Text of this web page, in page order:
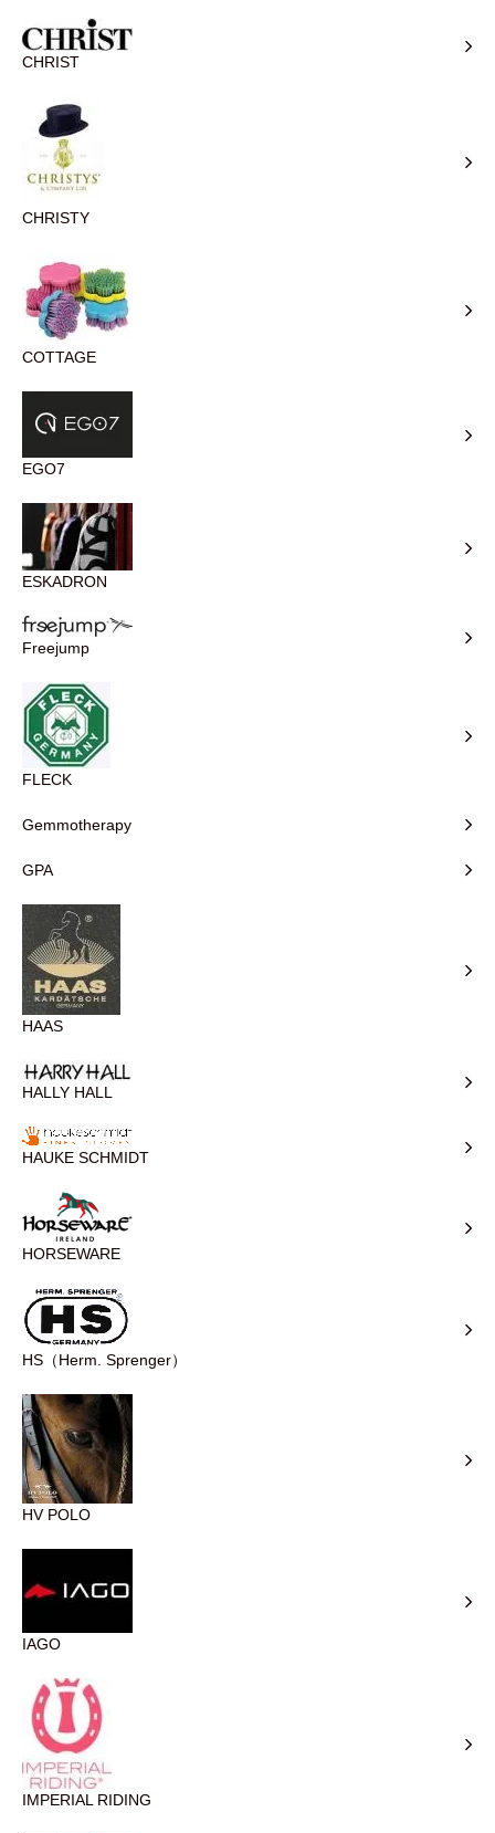
CHRIST
CHRISTY
COTTAGE
EGO7
ESKADRON
Freejump
FLECK
Gemmotherapy
GPA
HAAS
HALLY HALL
HAUKE SCHMIDT
HORSEWARE
HS（Herm. Sprenger）
HV POLO
IAGO
IMPERIAL RIDING